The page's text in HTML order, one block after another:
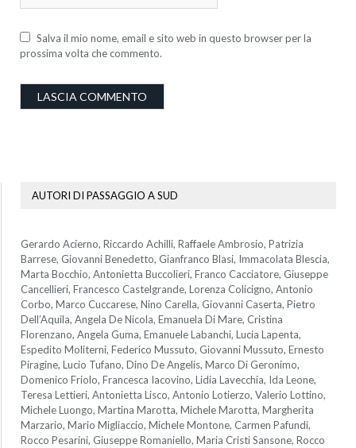
Salva il mio nome, email e sito web in questo browser per la
prossima volta che commento.
AUTORI DI PASSAGGIO A SUD
Gerardo Acierno, Riccardo Achilli, Raffaele Ambrosio, Patrizia
Barrese, Giovanni Benedetto, Gianfranco Blasi, Immacolata Blescia,
Marta Bocchio, Antonietta Buccolieri, Franco Cacciatore, Giuseppe
Cancellieri, Francesco Castelgrande, Lorenza Colicigno, Antonio
Corbo, Marco Cuccarese, Nino Carella, Giovanni Caserta, Pietro
Dell’Aquila, Angela De Nicola, Emanuela Di Mare, Cristina
Florenzano, Angela Guma, Emanuele Labanchi, Lucia Lapenta,
Espedito Moliterni, Federico Mussuto, Giovanni Mussuto, Ernesto
Piragine, Lucio Tufano, Dino De Angelis, Marco Di Geronimo,
Domenico Friolo, Francesca Iacovino, Lidia Lavecchia, Ida Leone,
Teresa Lettieri, Antonietta Lisco, Antonio Lotierzo, Valerio Lottino,
Michele Luongo, Martina Marotta, Michele Marotta, Margherita
Marzario, Mario Migliaccio, Michele Montone, Carmen Pafundi,
Rocco Pesarini, Giuseppe Romaniello, Maria Cristi Sansone, Rocco